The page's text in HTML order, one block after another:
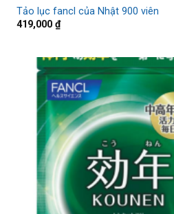
Tảo lục fancl của Nhật 900 viên
419,000 ₫